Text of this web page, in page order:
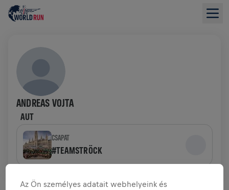
ANDREAS VOJTA
AUT
CSAPAT
#TEAMSTRÖCK
ADOMÁNYGYŰJTÉS ÁTTEKINTÉSE
Az Ön személyes adatait webhelyeink és